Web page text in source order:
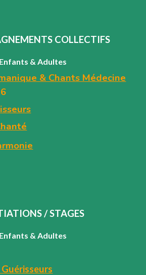
S COLLECTIFS
Enfants & Adultes
& Chants Médecine
/ STAGES
Enfants & Adultes